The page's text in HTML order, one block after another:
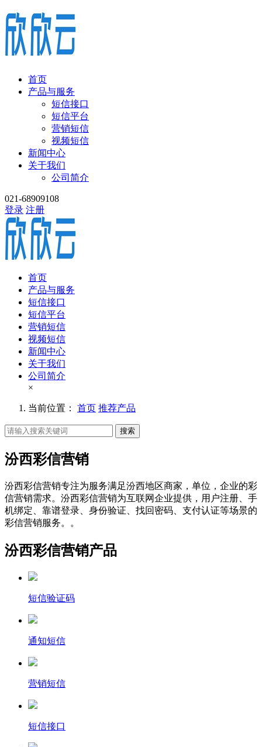
首页
产品与服务
短信接口
短信平台
营销短信
视频短信
新闻中心
关于我们
公司简介
021-68909108
登录 注册
首页
产品与服务
短信接口
短信平台
营销短信
视频短信
新闻中心
关于我们
公司简介
×
当前位置： 首页 推荐产品
搜索
汾西彩信营销
汾西彩信营销专注为服务满足汾西地区商家，单位，企业的彩
信营销需求。汾西彩信营销为互联网企业提供，用户注册、手
机绑定、靠谱登录、身份验证、找回密码、支付认证等场景的
彩信营销服务。。
汾西彩信营销产品
短信验证码
通知短信
营销短信
短信接口